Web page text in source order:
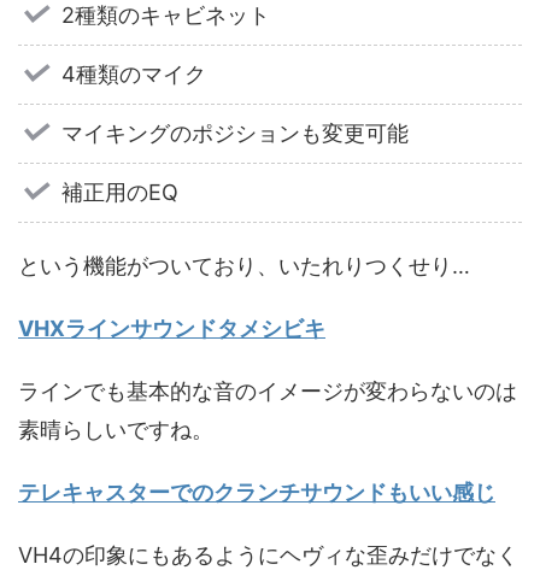
2種類のキャビネット
4種類のマイク
マイキングのポジションも変更可能
補正用のEQ
という機能がついており、いたれりつくせり…
VHXラインサウンドタメシビキ
ラインでも基本的な音のイメージが変わらないのは
素晴らしいですね。
テレキャスターでのクランチサウンドもいい感じ
VH4の印象にもあるようにヘヴィな歪みだけでなく